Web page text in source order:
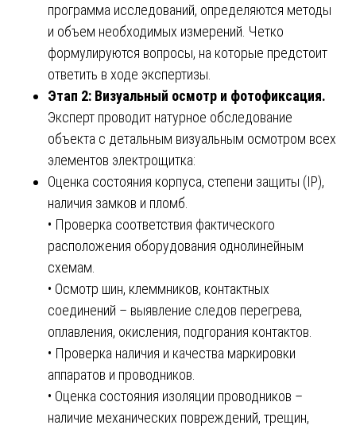
программа исследований, определяются методы
и объем необходимых измерений. Четко
формулируются вопросы, на которые предстоит
ответить в ходе экспертизы.
Этап 2: Визуальный осмотр и фотофиксация.
Эксперт проводит натурное обследование
объекта с детальным визуальным осмотром всех
элементов электрощитка:
Оценка состояния корпуса, степени защиты (IP),
наличия замков и пломб.
• Проверка соответствия фактического
расположения оборудования однолинейным
схемам.
• Осмотр шин, клеммников, контактных
соединений – выявление следов перегрева,
оплавления, окисления, подгорания контактов.
• Проверка наличия и качества маркировки
аппаратов и проводников.
• Оценка состояния изоляции проводников –
наличие механических повреждений, трещин,